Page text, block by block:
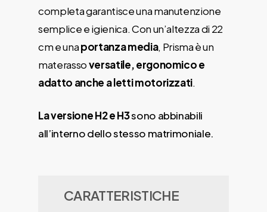
completa garantisce una manutenzione
semplice e igienica. Con un’altezza di 22
cm e unaportanza media, Prisma è un
materassoversatile, ergonomico e
adatto anche a letti motorizzati.
La versione H2 e H3sono abbinabili
all’interno dello stesso matrimoniale.
CARATTERISTICHE